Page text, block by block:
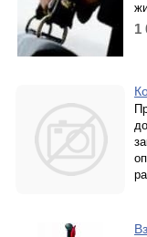
1